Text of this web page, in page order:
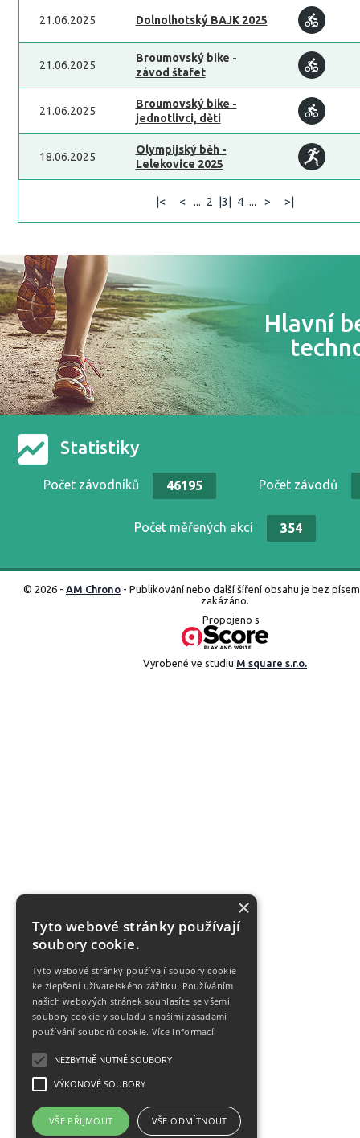
21.06.2025 Dolnolhotský BAJK 2025
21.06.2025
Broumovský bike -
závod štafet
21.06.2025
Broumovský bike -
jednotlivci, děti
18.06.2025
Olympijský běh -
Lelekovice 2025
|< < ... 2 |3| 4 ... > >|
Hlavní
Statistiky
Počet závodníků 46195 Počet závodů
Počet měřených akcí 354
© 2026 - AM Chrono - Publikování nebo další šíření obsahu je bez
zakázáno.
Propojeno s
Vyrobené ve studiu M square s.r.o.
×
Tyto webové stránky používají
soubory cookie.
Tyto webové stránky používají soubory cookie
ke zlepšení uživatelského zážitku. Používáním
našich webových stránek souhlasíte se všemi
soubory cookie v souladu s našimi zásadami
používání souborů cookie. Více informací
NEZBYTNĚ NUTNÉ SOUBORY
VÝKONOVÉ SOUBORY
VŠE PŘIJMOUT VŠE ODMÍTNOUT